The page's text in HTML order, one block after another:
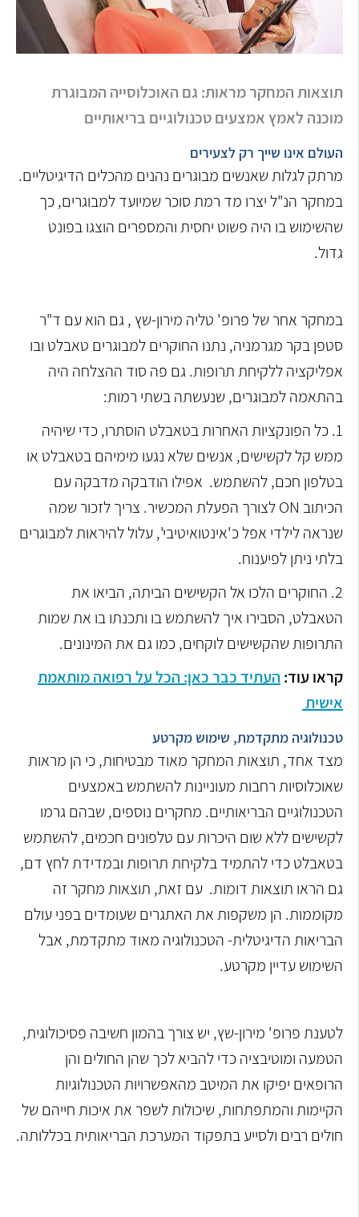
תוצאות המחקר מראות: גם האוכלוסייה המבוגרת
מוכנה לאמץ אמצעים טכנולוגיים בריאותיים
העולם אינו שייך רק לצעירים
מרתק לגלות שאנשים מבוגרים נהנים מהכלים הדיגיטליים.
במחקר הנ"ל יצרו מד רמת סוכר שמיועד למבוגרים, כך
שהשימוש בו היה פשוט יחסית והמספרים הוצגו בפונט
גדול.
במחקר אחר של פרופ' טליה מירון-שץ , גם הוא עם ד"ר
סטפן בקר מגרמניה, נתנו החוקרים למבוגרים טאבלט ובו
אפליקציה ללקיחת תרופות. גם פה סוד ההצלחה היה
בהתאמה למבוגרים, שנעשתה בשתי רמות:
1. כל הפונקציות האחרות בטאבלט הוסתרו, כדי שיהיה
ממש קל לקשישים, אנשים שלא נגעו מימיהם בטאבלט או
בטלפון חכם, להשתמש. אפילו הודבקה מדבקה עם
הכיתוב ON לצורך הפעלת המכשיר. צריך לזכור שמה
שנראה לילדי אפל כ'אינטואיטיבי', עלול להיראות למבוגרים
בלתי ניתן לפיענוח.
2. החוקרים הלכו אל הקשישים הביתה, הביאו את
הטאבלט, הסבירו איך להשתמש בו ותכנתו בו את שמות
התרופות שהקשישים לוקחים, כמו גם את המינונים.
קראו עוד: העתיד כבר כאן: הכל על רפואה מותאמת
אישית
טכנולוגיה מתקדמת, שימוש מקרטע
מצד אחד, תוצאות המחקר מאוד מבטיחות, כי הן מראות
שאוכלוסיות רחבות מעוניינות להשתמש באמצעים
הטכנולוגיים הבריאותיים. מחקרים נוספים, שבהם גרמו
לקשישים ללא שום היכרות עם טלפונים חכמים, להשתמש
בטאבלט כדי להתמיד בלקיחת תרופות ובמדידת לחץ דם,
גם הראו תוצאות דומות. עם זאת, תוצאות מחקר זה
מקוממות. הן משקפות את האתגרים שעומדים בפני עולם
הבריאות הדיגיטלית- הטכנולוגיה מאוד מתקדמת, אבל
השימוש עדיין מקרטע.
לטענת פרופ' מירון-שץ, יש צורך בהמון חשיבה פסיכולוגית,
הטמעה ומוטיבציה כדי להביא לכך שהן החולים והן
הרופאים יפיקו את המיטב מהאפשרויות הטכנולוגיות
הקיימות והמתפתחות, שיכולות לשפר את איכות חייהם של
חולים רבים ולסייע בתפקוד המערכת הבריאותית בכללותה.